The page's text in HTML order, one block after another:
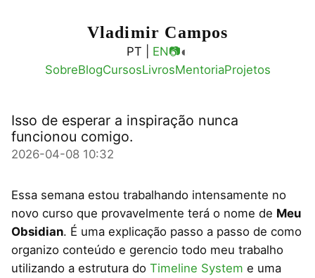
Vladimir Campos
PT | EN📷◐
SobreBlogCursosLivrosMentoriaProjetos
Isso de esperar a inspiração nunca
funcionou comigo.
2026-04-08 10:32
Essa semana estou trabalhando intensamente no
novo curso que provavelmente terá o nome de Meu
Obsidian. É uma explicação passo a passo de como
organizo conteúdo e gerencio todo meu trabalho
utilizando a estrutura do Timeline System e uma